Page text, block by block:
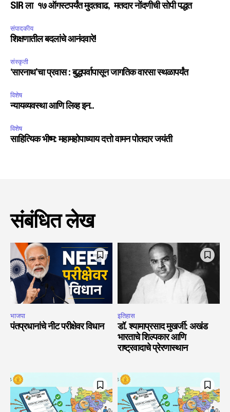
SIR ला १७ ऑगस्टपर्यंत मुदतवाढ, मतदार नोंदणीची सोपी पद्धत
संपादकीय
शिक्षणातील बदलांचे आनंदवारे!
संस्कृती
‘सारनाथ’चा प्रवास : बुद्धपर्वापासून जागतिक वारसा स्थळापर्यंत
विशेष
न्यायव्यवस्था आणि लिव्ह इन..
विशेष
साहित्यिक भीष्म: महामहोपाध्याय दत्तो वामन पोतदार जयंती
संबंधित लेख
भाजपा
पंतप्रधानांचे नीट परीक्षेवर विधान
इतिहास
डॉ. श्यामाप्रसाद मुखर्जी: अखंड
भारताचे शिल्पकार आणि
राष्ट्रवादाचे प्रेरणास्थान